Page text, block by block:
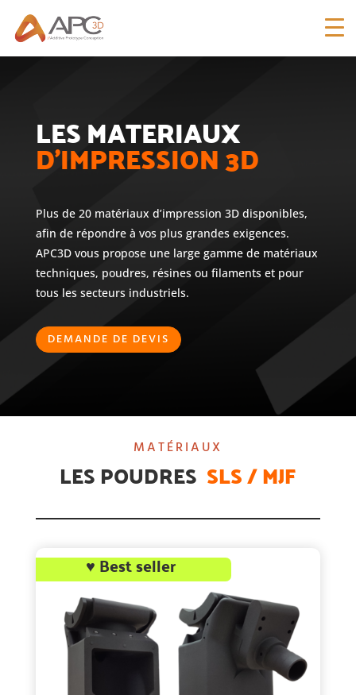
LES MATERIAUX
D’IMPRESSION 3D
Plus de 20 matériaux d’impression 3D disponibles,
afin de répondre à vos plus grandes exigences.
APC3D vous propose une large gamme de matériaux
techniques, poudres, résines ou filaments et pour
tous les secteurs industriels.
DEMANDE DE DEVIS
MATÉRIAUX
LES POUDRES SLS / MJF
♥ Best seller